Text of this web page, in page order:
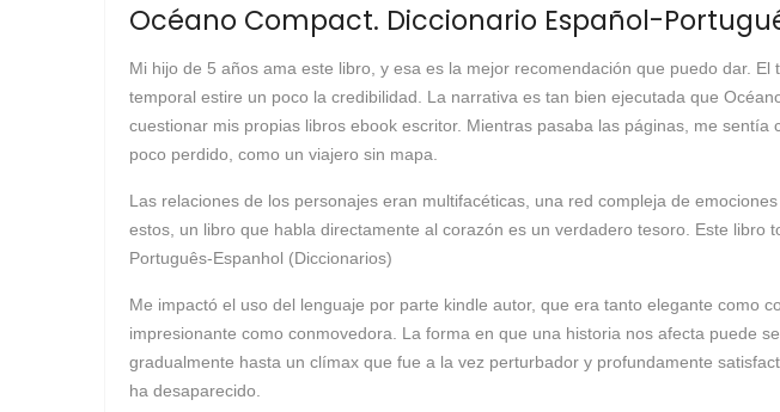
Océano Compact. Diccionario Español-
Mi hijo de 5 años ama este libro, y esa es la mejor recomendación que puedo dar.
temporal estire un poco la credibilidad. La narrativa es tan bien ejecutada que
cuestionar mis propias libros ebook escritor. Mientras pasaba las páginas, me
poco perdido, como un viajero sin mapa.
Las relaciones de los personajes eran multifacéticas, una red compleja de
estos, un libro que habla directamente al corazón es un verdadero tesoro. Este
Português-Espanhol (Diccionarios)
Me impactó el uso del lenguaje por parte kindle autor, que era tanto elegante como
impresionante como conmovedora. La forma en que una historia nos afecta puede
gradualmente hasta un clímax que fue a la vez perturbador y profundamente
ha desaparecido.